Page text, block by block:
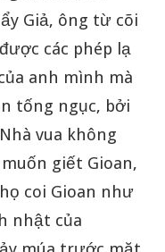
Giả, ông từ cõi
các phép lạ
anh mình mà
tống ngục, bởi
vua không
giết Gioan,
coi Gioan như
nhật của